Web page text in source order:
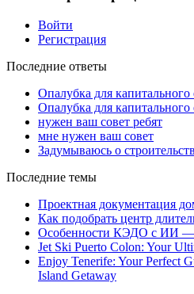
Войти
Регистрация
Последние ответы
Опалубка для капитального
Опалубка для капитального
нужен ваш совет ребят
мне нужен ваш совет
Задумываюсь о
Последние темы
Проектная документация
Как подобрать центр
Особенности КЭДО с ИИ —
Jet Ski Puerto Colon: Your
Enjoy Tenerife: Your Perfect
Island Getaway